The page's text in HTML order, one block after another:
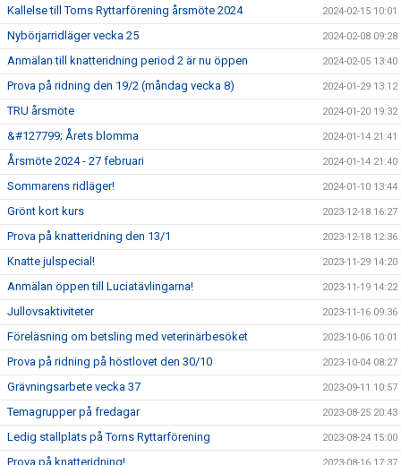
Kallelse till Torns Ryttarförening årsmöte 2024 2024-02-15 10:01
Nybörjarridläger vecka 25 2024-02-08 09:28
Anmälan till knatteridning period 2 är nu öppen 2024-02-05 13:40
Prova på ridning den 19/2 (måndag vecka 8) 2024-01-29 13:12
TRU årsmöte 2024-01-20 19:32
&#127799; Årets blomma 2024-01-14 21:41
Årsmöte 2024 - 27 februari 2024-01-14 21:40
Sommarens ridläger! 2024-01-10 13:44
Grönt kort kurs 2023-12-18 16:27
Prova på knatteridning den 13/1 2023-12-18 12:36
Knatte julspecial! 2023-11-29 14:20
Anmälan öppen till Luciatävlingarna! 2023-11-19 14:22
Jullovsaktiviteter 2023-11-16 09:36
Föreläsning om betsling med veterinärbesöket 2023-10-06 10:01
Prova på ridning på höstlovet den 30/10 2023-10-04 08:27
Grävningsarbete vecka 37 2023-09-11 10:57
Temagrupper på fredagar 2023-08-25 20:43
Ledig stallplats på Torns Ryttarförening 2023-08-24 15:00
Prova på knatteridning!